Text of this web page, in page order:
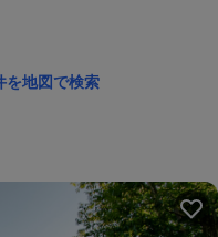
を地図で検索